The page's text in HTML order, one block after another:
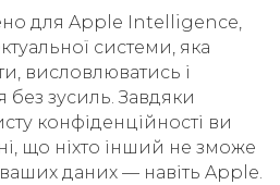
для Apple Intelligence,
системи, яка
висловлюватись і
без зусиль. Завдяки
конфіденційності ви
що ніхто інший не зможе
даних — навіть Apple.